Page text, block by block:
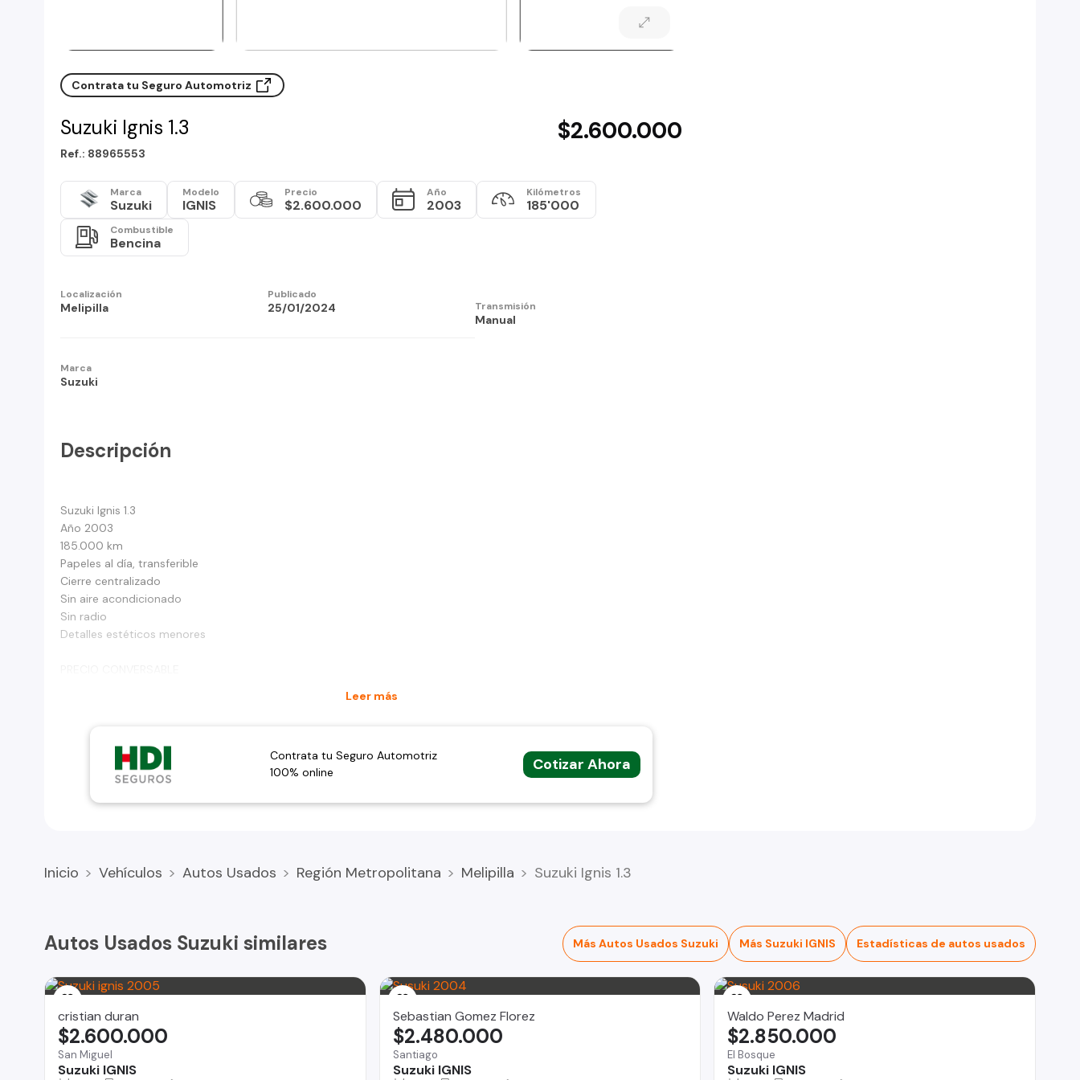
Contrata tu Seguro Automotriz
Suzuki Ignis 1.3 $2.600.000
Ref.: 88965553
Marca
Suzuki
Modelo
IGNIS
Precio
$2.600.000
Año
2003
Kilómetros
185'000
Combustible
Bencina
Localización
Melipilla
Publicado
25/01/2024 Transmisión
Manual
Marca
Suzuki
Descripción
Suzuki Ignis 1.3
Año 2003
185.000 km
Papeles al día, transferible
Cierre centralizado
Sin aire acondicionado
Sin radio
Detalles estéticos menores
Leer más
Contrata tu Seguro Automotriz
100% online
Cotizar Ahora
Inicio Vehículos Autos Usados Región Metropolitana Melipilla Suzuki Ignis 1.3
Autos Usados Suzuki similares Más Autos Usados Suzuki Más Suzuki IGNIS Estadísticas de autos usados
cristian duran
San Miguel
Suzuki IGNIS
$2.600.000
Sebastian Gomez Florez
Santiago
Suzuki IGNIS
$2.480.000
Waldo Perez Madrid
El Bosque
Suzuki IGNIS
$2.850.000